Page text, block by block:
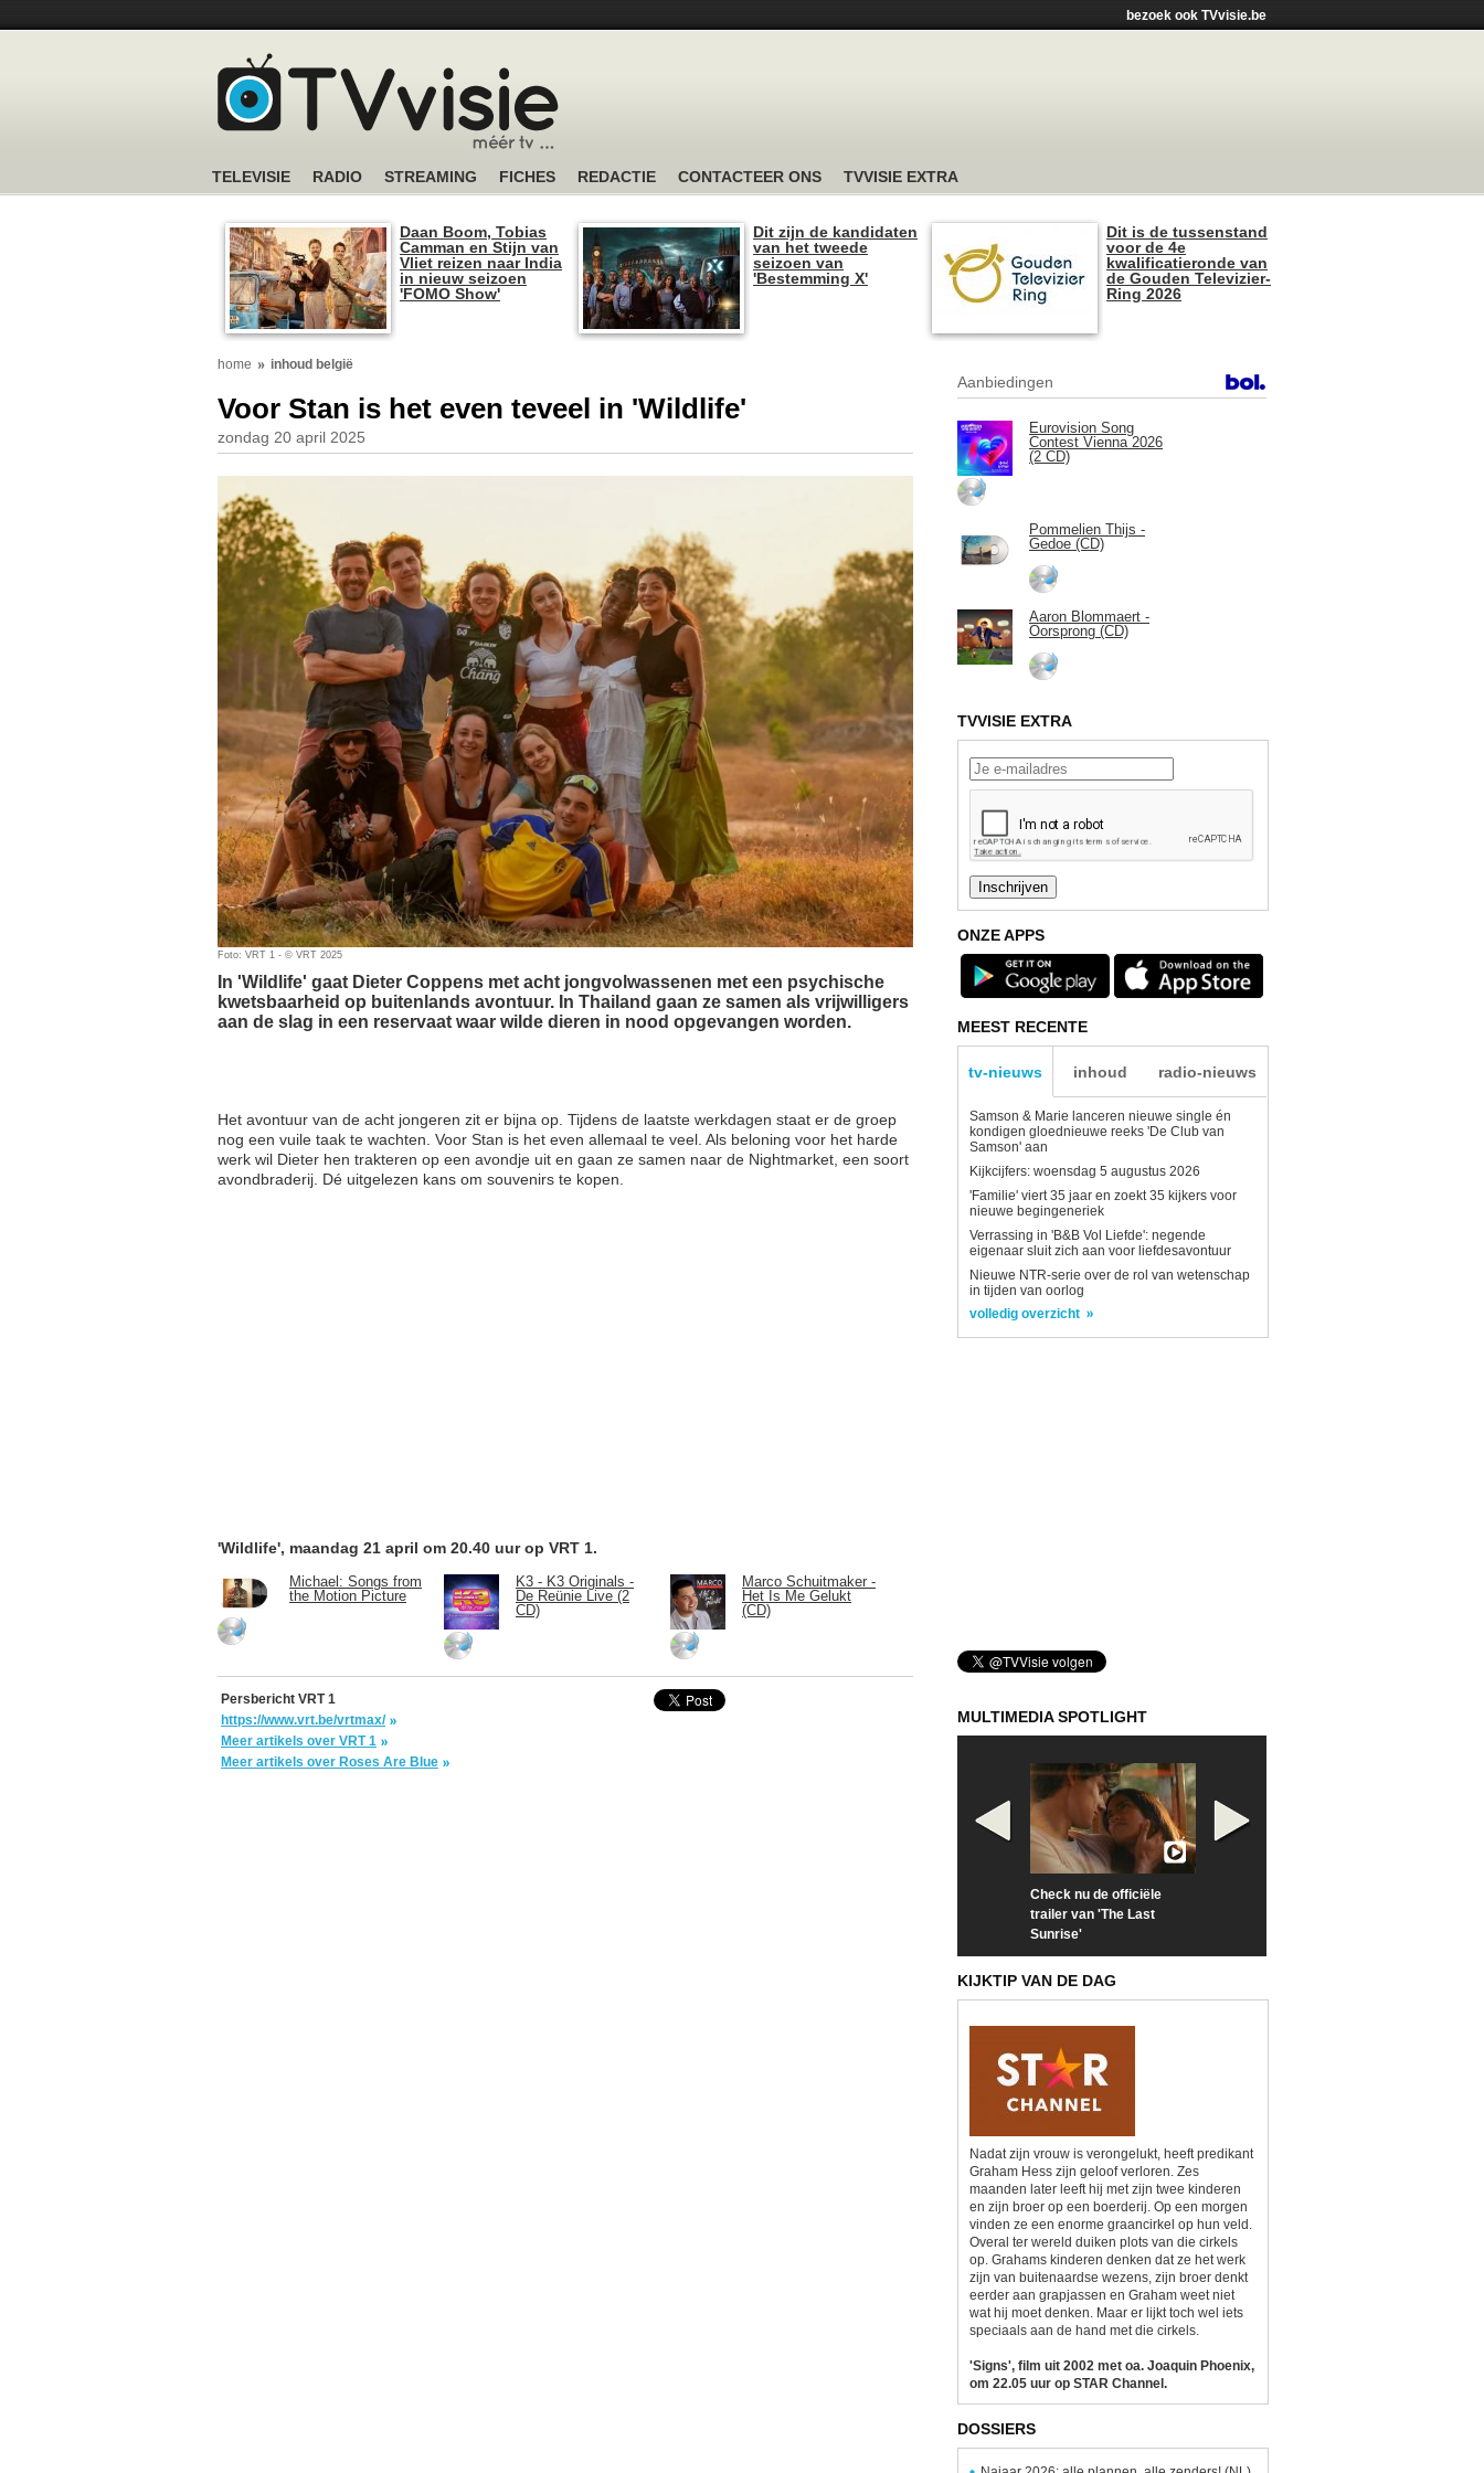
bezoek ook TVvisie.be
TELEVISIE RADIO STREAMING FICHES REDACTIE CONTACTEER ONS TVVISIE EXTRA
Daan Boom, Tobias
Camman en Stijn van
Vliet reizen naar India
in nieuw seizoen
'FOMO Show'
Dit zijn de kandidaten
van het tweede
seizoen van
'Bestemming X'
Dit is de tussenstand
voor de 4e
kwalificatieronde van
de Gouden Televizier-
Ring 2026
home inhoud belgië
Voor Stan is het even teveel in 'Wildlife'
zondag 20 april 2025
Foto: VRT 1 - © VRT 2025
In 'Wildlife' gaat Dieter Coppens met acht jongvolwassenen met een psychische
kwetsbaarheid op buitenlands avontuur. In Thailand gaan ze samen als vrijwilligers
aan de slag in een reservaat waar wilde dieren in nood opgevangen worden.
Het avontuur van de acht jongeren zit er bijna op. Tijdens de laatste werkdagen staat er de groep
nog een vuile taak te wachten. Voor Stan is het even allemaal te veel. Als beloning voor het harde
werk wil Dieter hen trakteren op een avondje uit en gaan ze samen naar de Nightmarket, een soort
avondbraderij. Dé uitgelezen kans om souvenirs te kopen.
'Wildlife', maandag 21 april om 20.40 uur op VRT 1.
Michael: Songs from
the Motion Picture
K3 - K3 Originals -
De Reünie Live (2
CD)
Marco Schuitmaker -
Het Is Me Gelukt
(CD)
Persbericht VRT 1
https://www.vrt.be/vrtmax/
Meer artikels over VRT 1
Meer artikels over Roses Are Blue
Aanbiedingen
Eurovision Song
Contest Vienna 2026
(2 CD)
Pommelien Thijs -
Gedoe (CD)
Aaron Blommaert -
Oorsprong (CD)
TVVISIE EXTRA
ONZE APPS
MEEST RECENTE
tv-nieuws inhoud radio-nieuws
Samson & Marie lanceren nieuwe single én
kondigen gloednieuwe reeks 'De Club van
Samson' aan
Kijkcijfers: woensdag 5 augustus 2026
'Familie' viert 35 jaar en zoekt 35 kijkers voor
nieuwe begingeneriek
Verrassing in 'B&B Vol Liefde': negende
eigenaar sluit zich aan voor liefdesavontuur
Nieuwe NTR-serie over de rol van wetenschap
in tijden van oorlog
volledig overzicht
MULTIMEDIA SPOTLIGHT
Check nu de officiële
trailer van 'The Last
Sunrise'
KIJKTIP VAN DE DAG
Nadat zijn vrouw is verongelukt, heeft predikant
Graham Hess zijn geloof verloren. Zes
maanden later leeft hij met zijn twee kinderen
en zijn broer op een boerderij. Op een morgen
vinden ze een enorme graancirkel op hun veld.
Overal ter wereld duiken plots van die cirkels
op. Grahams kinderen denken dat ze het werk
zijn van buitenaardse wezens, zijn broer denkt
eerder aan grapjassen en Graham weet niet
wat hij moet denken. Maar er lijkt toch wel iets
speciaals aan de hand met die cirkels.
'Signs', film uit 2002 met oa. Joaquin Phoenix,
om 22.05 uur op STAR Channel.
DOSSIERS